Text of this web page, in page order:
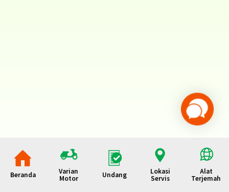
Beranda
Varian
Motor
Undang
Lokasi
Servis
Alat
Terjemah